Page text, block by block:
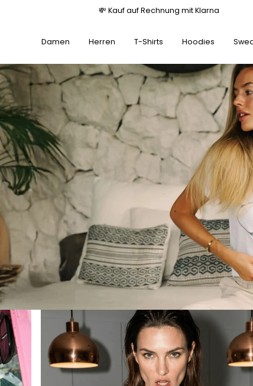
💸 Kauf auf Rechnung mit Klarna
Damen Herren T-Shirts Hoodies
Damen Sweatshirts